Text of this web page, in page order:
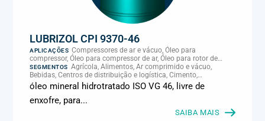
LUBRIZOL CPI 9370-46
APLICAÇÕES Compressores de ar e vácuo, Óleo para
compressor, Óleo para compressor de ar, Óleo para rotor de
compressor, Refrigeração, climatização e compressores
SEGMENTOS Agrícola, Alimentos, Ar comprimido e vácuo,
Bebidas, Centros de distribuição e logística, Cimento,
Climatização e HVAC, Data center, Eletroeletrônica, Embalagens
e latas, Energia (geração), Eólico, Farmacêutica e cosmética,
Frigoríficos e abate, Laticínios, Madeira e móveis,
Metalmecânica, Metalurgia e fundição, Mineração, MRO e
manutenção industrial, Naval e portuário, Panificação, Papel e
óleo mineral hidrotratado ISO VG 46, livre de
enxofre, para...
SAIBA MAIS